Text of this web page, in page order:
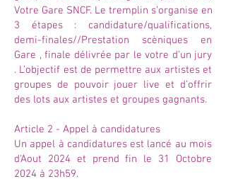
Votre Gare SNCF. Le tremplin s’organise en
3 étapes : candidature/qualifications,
demi-finales//Prestation scèniques en
Gare , finale délivrée par le votre d’un jury
. L’objectif est de permettre aux artistes et
groupes de pouvoir jouer live et d’offrir
des lots aux artistes et groupes gagnants.
Article 2 - Appel à candidatures
Un appel à candidatures est lancé au mois
d'Aout 2024 et prend fin le 31 Octobre
2024 à 23h59.